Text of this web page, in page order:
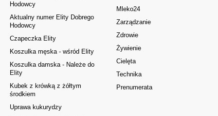
Mleko24
Zarządzanie
Zdrowie
Żywienie
Cielęta
Technika
Prenumerata
Hodowcy
Aktualny numer Elity Dobrego
Hodowcy
Czapeczka Elity
Koszulka męska - wśród Elity
Koszulka damska - Należe do
Elity
Kubek z krówką z żółtym
środkiem
Uprawa kukurydzy